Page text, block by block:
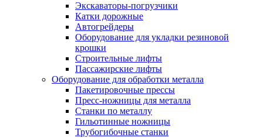
Экскаваторы-погрузчики
Катки дорожные
Автогрейдеры
Оборудование для укладки резиновой
крошки
Строительные лифты
Пассажирские лифты
Оборудование для обработки металла
Пакетировочные прессы
Пресс-ножницы для металла
Станки по металлу
Гильотинные ножницы
Трубогибочные станки